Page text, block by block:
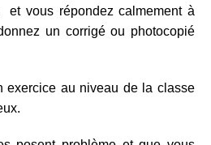
vous répondez calmement à
un corrigé ou photocopié
exercice au niveau de la classe